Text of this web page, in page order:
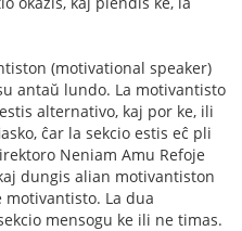
(motivational speaker)
antaŭ lundo. La motivantisto
alternativo, kaj por ke, ili
ĉar la sekcio estis eĉ pli
Neniam Amu Refoje
dungis alian motivantiston
La dua
mensogu ke ili ne timas.